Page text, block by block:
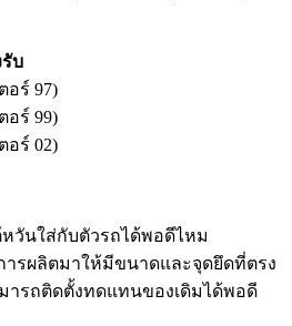
บ
อร์ 97)
อร์ 99)
อร์ 02)
วันใส่กับตัวรถได้พอดีไหม
ารผลิตมาให้มีขนาดและจุดยึดที่ตรง
ารถติดตั้งทดแทนของเดิมได้พอดี